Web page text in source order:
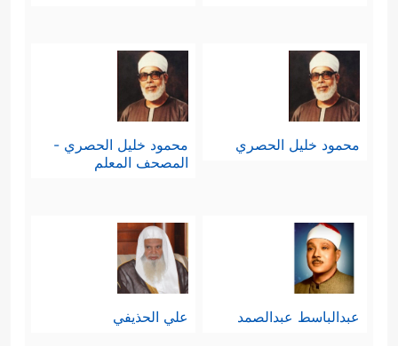
محمود خليل الحصري
محمود خليل الحصري -
المصحف المعلم
عبدالباسط عبدالصمد علي الحذيفي